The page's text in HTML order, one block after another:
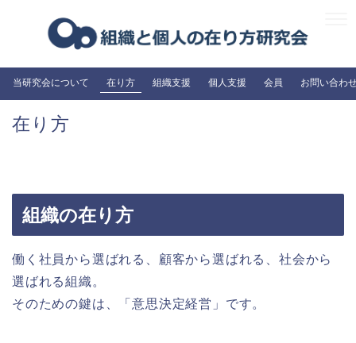
当研究会について 在り方 組織支援 個人支援 会員 お問い合わ
在り方
組織の在り方
働く社員から選ばれる、顧客から選ばれる、社会から
選ばれる組織。
そのための鍵は、「意思決定経営」です。